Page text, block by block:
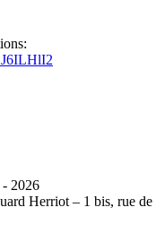
2026
Herriot – 1 bis, rue